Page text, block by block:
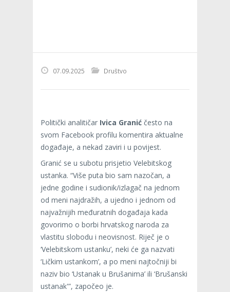
07.09.2025 Društvo
Politički analitičar Ivica Granić često na
svom Facebook profilu komentira aktualne
događaje, a nekad zaviri i u povijest.
Granić se u subotu prisjetio Velebitskog
ustanka. “Više puta bio sam nazočan, a
jedne godine i sudionik/izlagač na jednom
od meni najdražih, a ujedno i jednom od
najvažnijih međuratnih događaja kada
govorimo o borbi hrvatskog naroda za
vlastitu slobodu i neovisnost. Riječ je o
‘Velebitskom ustanku’, neki će ga nazvati
‘Ličkim ustankom’, a po meni najtočniji bi
naziv bio ‘Ustanak u Brušanima’ ili ‘Brušanski
ustanak'”, započeo je.